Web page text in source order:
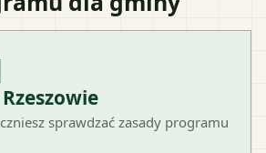
sprawdzać zasady programu